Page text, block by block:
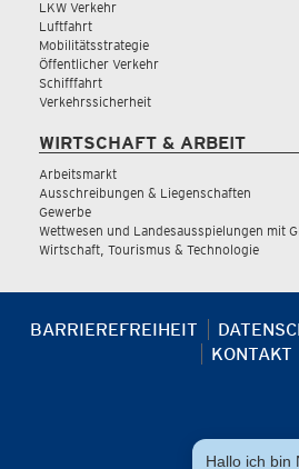
LKW Verkehr
Luftfahrt
Mobilitätsstrategie
Öffentlicher Verkehr
Schifffahrt
Verkehrssicherheit
WIRTSCHAFT & ARBEIT
Arbeitsmarkt
Ausschreibungen & Liegenschaften
Gewerbe
Wettwesen und Landesausspielungen mit
Wirtschaft, Tourismus & Technologie
BARRIEREFREIHEIT
KONTAKT
Hallo ich bin